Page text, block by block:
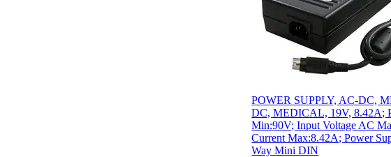
POWER SUPPLY, AC-DC,
DC, MEDICAL, 19V, 8.42A;
Min:90V; Input Voltage AC
Current Max:8.42A; Power
Way Mini DIN